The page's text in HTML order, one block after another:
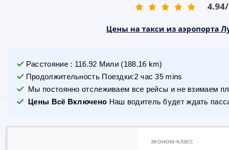
4.94/
Цены на такси из аэропорта
Расстояние: 116.92 Мили (188.16 km)
Продолжительность Поездки:2 час 35 mins
Мы постоянно отслеживаем все рейсы и не взимаем
Цены Всё Включено Наш водитель будет ждать
эконом-класс